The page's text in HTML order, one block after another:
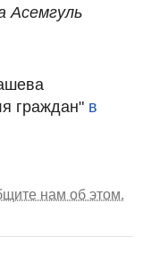
Асемгуль
граждан" в
нам об этом.